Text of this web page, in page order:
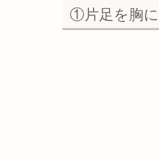
①片足を胸に